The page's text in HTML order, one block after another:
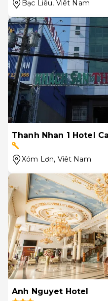
Bạc Liêu, Viêt Nam
Thanh Nhan 1 Hotel
Xóm Lơn, Viêt Nam
Anh Nguyet Hotel